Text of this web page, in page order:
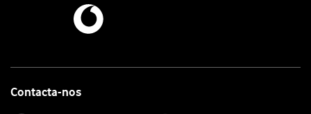
Contacta-nos